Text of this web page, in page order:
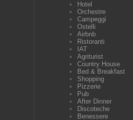
Hotel
Orchestre
Campeggi
Ostelli
Airbnb
Ristoranti
IAT
Agriturist
Country House
Bed & Breakfast
Shopping
Pizzerie
Pub
After Dinner
Discoteche
Benessere